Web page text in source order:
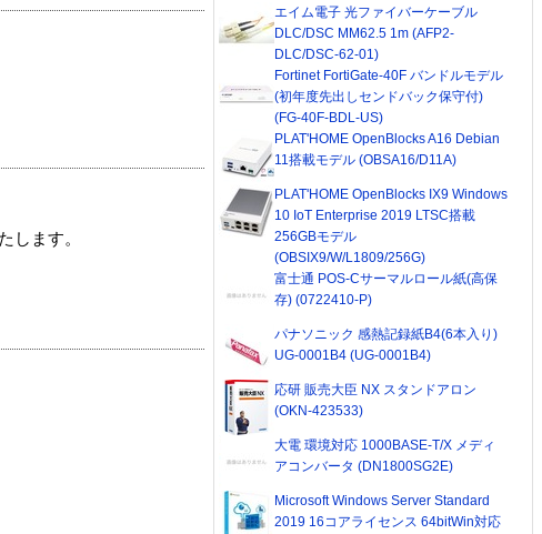
します。
エイム電子 光ファイバーケーブル
DLC/DSC MM62.5 1m (AFP2-
DLC/DSC-62-01)
Fortinet FortiGate-40F バンドルモデル
(初年度先出しセンドバック保守付)
(FG-40F-BDL-US)
PLAT'HOME OpenBlocks A16 Debian
11搭載モデル (OBSA16/D11A)
PLAT'HOME OpenBlocks IX9 Windows
10 IoT Enterprise 2019 LTSC搭載
256GBモデル
(OBSIX9/W/L1809/256G)
富士通 POS-Cサーマルロール紙(高保
存) (0722410-P)
パナソニック 感熱記録紙B4(6本入り)
UG-0001B4 (UG-0001B4)
応研 販売大臣 NX スタンドアロン
(OKN-423533)
大電 環境対応 1000BASE-T/X メディ
アコンバータ (DN1800SG2E)
Microsoft Windows Server Standard
2019 16コアライセンス 64bitWin対応